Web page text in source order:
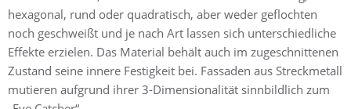
hexagonal, rund oder quadratisch, aber weder geflochten
noch geschweißt und je nach Art lassen sich unterschiedliche
Effekte erzielen. Das Material behält auch im zugeschnittenen
Zustand seine innere Festigkeit bei. Fassaden aus Streckmetall
mutieren aufgrund ihrer 3-Dimensionalität sinnbildlich zum